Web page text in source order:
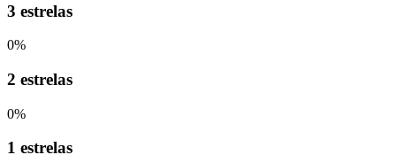
3 estrelas
0%
2 estrelas
0%
1 estrelas